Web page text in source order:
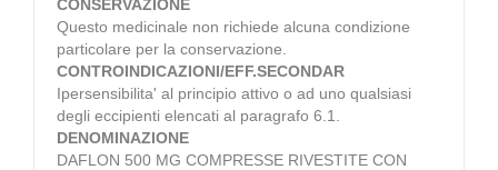
CONSERVAZIONE
Questo medicinale non richiede alcuna condizione
particolare per la conservazione.
CONTROINDICAZIONI/EFF.SECONDAR
Ipersensibilita' al principio attivo o ad uno qualsiasi
degli eccipienti elencati al paragrafo 6.1.
DENOMINAZIONE
DAFLON 500 MG COMPRESSE RIVESTITE CON